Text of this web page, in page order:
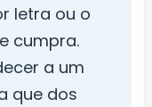
letra ou o
cumpra.
a um
que dos